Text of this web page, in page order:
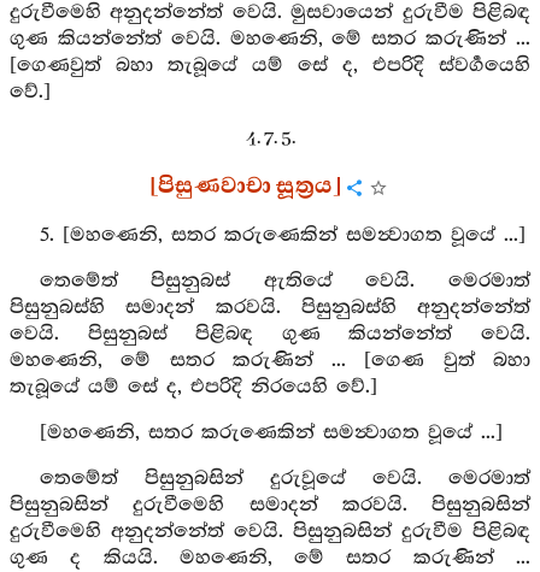
දුරුවීමෙහි අනුදන්නේත් වෙයි. මුසවායෙන් දුරුවීම පිළිබඳ
ගුණ කියන්නේත් වෙයි. මහණෙනි, මේ සතර කරුණින් ...
[ගෙණවුත් බහා තැබූයේ යම් සේ ද, එපරිදි ස්වර්‍ගයෙහි
වේ.]
4. 7. 5.
[පිසුණවාචා සූත්‍රය]
5. [මහණෙනි, සතර කරුණෙකින් සමන්‍වාගත වූයේ ...]
තෙමේත් පිසුනුබස් ඇතියේ වෙයි. මෙරමාත්
පිසුනුබස්හි සමාදන් කරවයි. පිසුනුබස්හි අනුදන්නේත්
වෙයි. පිසුනුබස් පිළිබඳ ගුණ කියන්නේත් වෙයි.
මහණෙනි, මේ සතර කරුණින් ... [ගෙණ වුත් බහා
තැබූයේ යම් සේ ද, එපරිදි නිරයෙහි වේ.]
[මහණෙනි, සතර කරුණෙකින් සමන්‍වාගත වූයේ ...]
තෙමේත් පිසුනුබසින් දුරුවූයේ වෙයි. මෙරමාත්
පිසුනුබසින් දුරුවීමෙහි සමාදන් කරවයි. පිසුනුබසින්
දුරුවීමෙහි අනුදන්නේත් වෙයි. පිසුනුබසින් දුරුවීම පිළිබඳ
ගුණ ද කියයි. මහණෙනි, මේ සතර කරුණින් ...